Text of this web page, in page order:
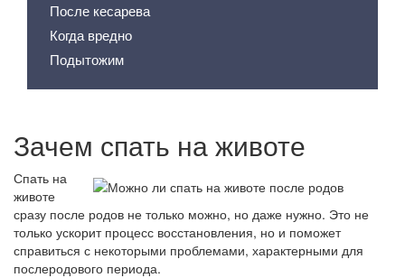
После кесарева
Когда вредно
Подытожим
Зачем спать на животе
Спать на
животе
сразу после родов не только можно, но даже нужно. Это не
только ускорит процесс восстановления, но и поможет
справиться с некоторыми проблемами, характерными для
послеродового периода.